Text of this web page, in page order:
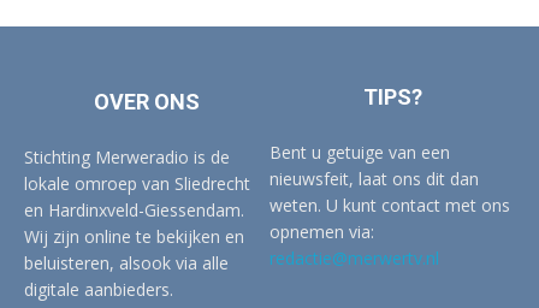
OVER ONS
Stichting Merweradio is de
lokale omroep van Sliedrecht
en Hardinxveld-Giessendam.
Wij zijn online te bekijken en
beluisteren, alsook via alle
digitale aanbieders.
TIPS?
Bent u getuige van een
nieuwsfeit, laat ons dit dan
weten. U kunt contact met ons
opnemen via:
redactie@merwertv.nl